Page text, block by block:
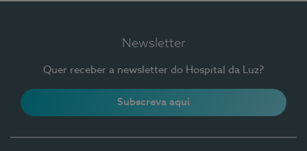
Newsletter
Quer receber a newsletter do Hospital da Luz?
Subscreva aqui